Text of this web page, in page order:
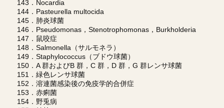
143．Nocardia
144．Pasteurella multocida
145．肺炎球菌
146．Pseudomonas，Stenotrophomonas，Burkholderia
147．鼠咬症
148．Salmonella（サルモネラ）
149．Staphylococcus（ブドウ球菌）
150．A 群およびB 群，C 群，D 群，G 群レンサ球菌
151．緑色レンサ球菌
152．溶連菌感染後の免疫学的合併症
153．赤痢菌
154．野兎病